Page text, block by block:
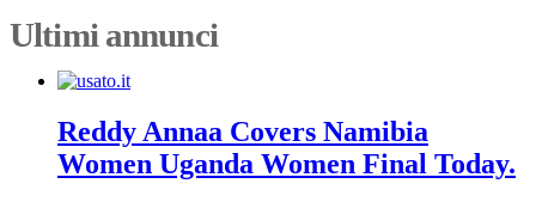
Ultimi annunci
Reddy Annaa Covers Namibia
Women Uganda Women Final Today.